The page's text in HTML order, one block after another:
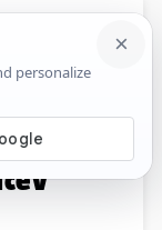
Komentari